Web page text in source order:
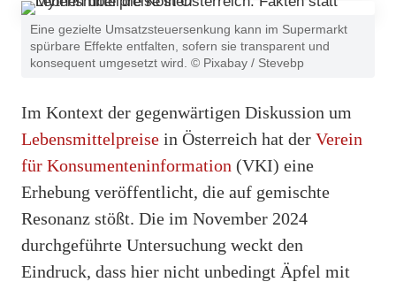
Eine gezielte Umsatzsteuersenkung kann im Supermarkt
spürbare Effekte entfalten, sofern sie transparent und
konsequent umgesetzt wird. © Pixabay / Stevebp
Im Kontext der gegenwärtigen Diskussion um
Lebensmittelpreise in Österreich hat der Verein
für Konsumenteninformation (VKI) eine
Erhebung veröffentlicht, die auf gemischte
Resonanz stößt. Die im November 2024
durchgeführte Untersuchung weckt den
Eindruck, dass hier nicht unbedingt Äpfel mit